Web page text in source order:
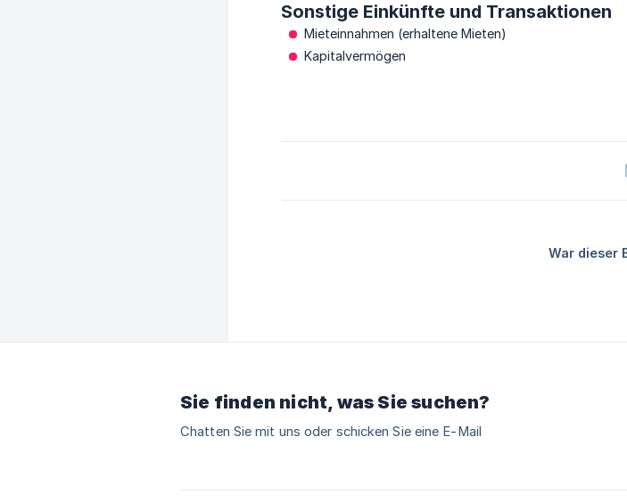
Sonstige Einkünfte und Transaktionen
Mieteinnahmen (erhaltene Mieten)
Kapitalvermögen
War dieser
Sie finden nicht, was Sie suchen?
Chatten Sie mit uns oder schicken Sie eine E-Mail